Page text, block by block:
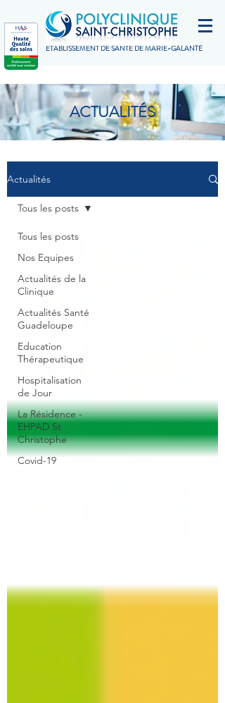
ETABLISSEMENT DE SANTÉ DE MARIE-GALANTE
ACTUALITÉS
Actualités
Tous les posts
Nos Equipes
Actualités de la
Clinique
Actualités Santé
Guadeloupe
Education
Thérapeutique
Hospitalisation
de Jour
La Résidence -
EHPAD St
Christophe
Covid-19
Tous les posts